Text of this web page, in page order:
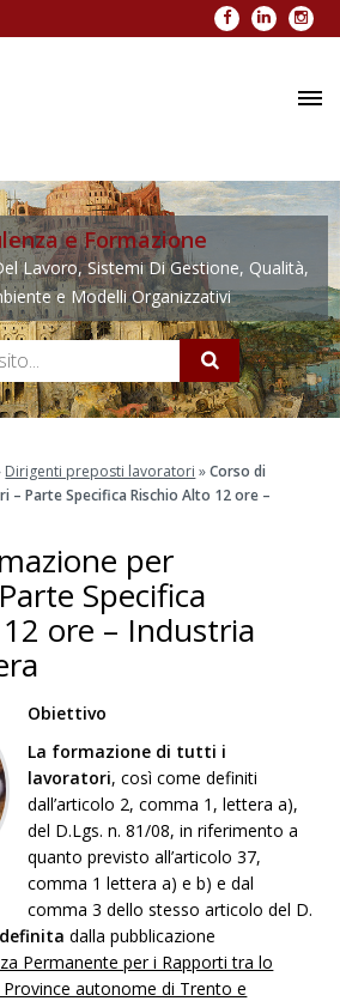
Facebook
LinkedIn
e Formazione
Lavoro, Sistemi Di Gestione, Qualità,
e Modelli Organizzativi
Dirigenti preposti lavoratori »Corso di
Parte Specifica Rischio Alto 12 ore –
per
Specifica
ore – Industria
Obiettivo
La formazione di tutti i
lavoratori, così come definiti
dall’articolo 2, comma 1, lettera a),
del D.Lgs. n. 81/08, in riferimento a
quanto previsto all’articolo 37,
comma 1 lettera a) e b) e dal
comma 3 dello stesso articolo del D.
dalla pubblicazione
Permanente per i Rapporti tra lo
autonome di Trento e